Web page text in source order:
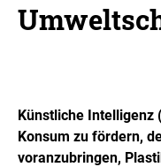
Künstliche Intelligenz
Konsum zu fördern,
voranzubringen,